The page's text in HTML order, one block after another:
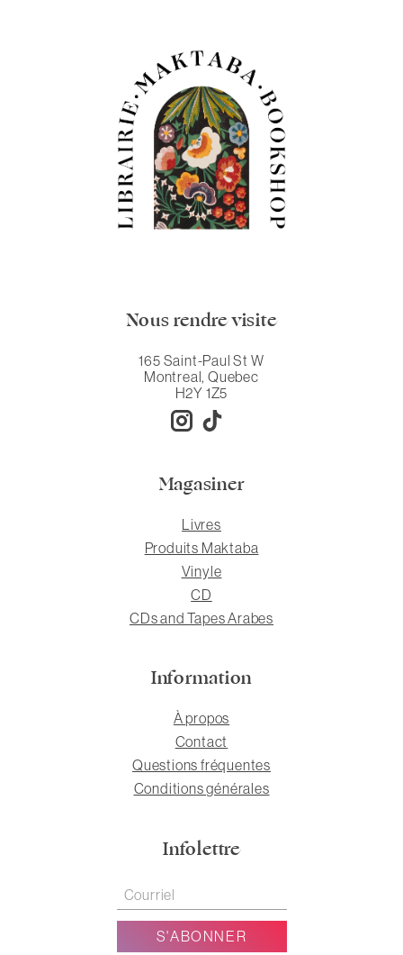
Nous rendre visite
165 Saint-Paul St W
Montreal, Quebec
H2Y 1Z5
Magasiner
Livres
Produits Maktaba
Vinyle
CD
CDs and Tapes Arabes
Information
À propos
Contact
Questions fréquentes
Conditions générales
Infolettre